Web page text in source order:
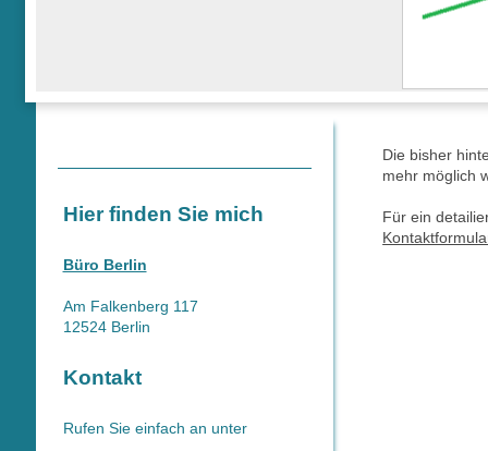
Die bisher
mehr möglich
Für ein
Hier finden Sie mich
Büro Berlin
Am Falkenberg 117
12524 Berlin
Kontakt
Rufen Sie einfach an unter